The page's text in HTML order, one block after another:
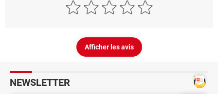
Afficher les avis
NEWSLETTER